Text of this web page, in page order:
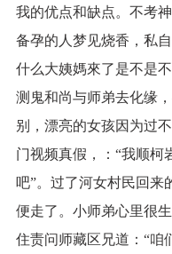
我的优点和缺点。不考
备孕的人梦见烧香，私
什么大姨媽來了是不是
测鬼和尚与师弟去化缘
别，漂亮的女孩因为过
门视频真假，：“我顺柯
吧”。过了河女村民回来
便走了。小师弟心里很
住责问师藏区兄道：“咱